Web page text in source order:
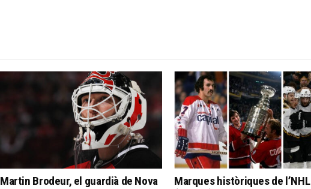
Martin Brodeur, el guardià de Nova
Marques històriques de l’NHL